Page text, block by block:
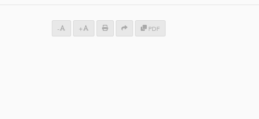
PDF
+
-